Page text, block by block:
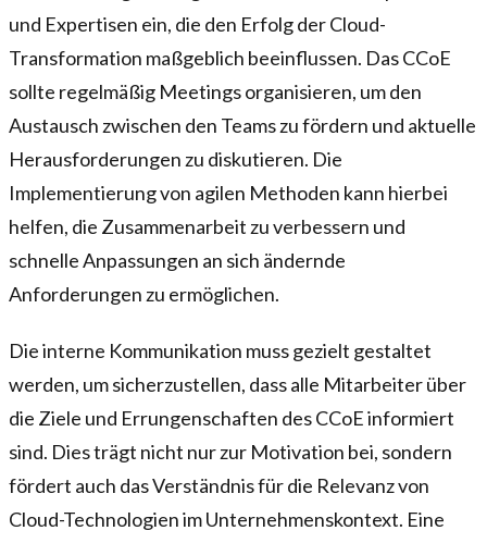
und Expertisen ein, die den Erfolg der Cloud-
Transformation maßgeblich beeinflussen. Das CCoE
sollte regelmäßig Meetings organisieren, um den
Austausch zwischen den Teams zu fördern und aktuelle
Herausforderungen zu diskutieren. Die
Implementierung von agilen Methoden kann hierbei
helfen, die Zusammenarbeit zu verbessern und
schnelle Anpassungen an sich ändernde
Anforderungen zu ermöglichen.
Die interne Kommunikation muss gezielt gestaltet
werden, um sicherzustellen, dass alle Mitarbeiter über
die Ziele und Errungenschaften des CCoE informiert
sind. Dies trägt nicht nur zur Motivation bei, sondern
fördert auch das Verständnis für die Relevanz von
Cloud-Technologien im Unternehmenskontext. Eine